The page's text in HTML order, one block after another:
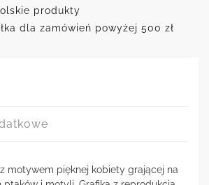
produkty
dla zamówień powyżej 500 zł
motywem pięknej kobiety grającej na